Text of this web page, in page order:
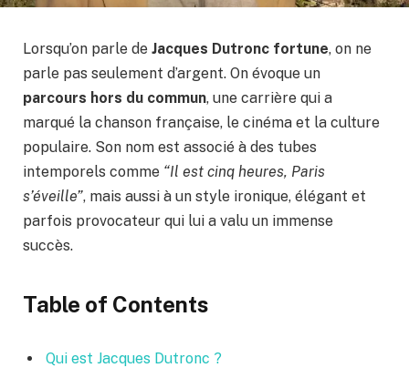
Lorsqu’on parle de Jacques Dutronc fortune, on ne
parle pas seulement d’argent. On évoque un
parcours hors du commun, une carrière qui a
marqué la chanson française, le cinéma et la culture
populaire. Son nom est associé à des tubes
intemporels comme “Il est cinq heures, Paris
s’éveille”, mais aussi à un style ironique, élégant et
parfois provocateur qui lui a valu un immense
succès.
Table of Contents
Qui est Jacques Dutronc ?